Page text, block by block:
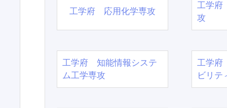
工学府 応用化学専攻
工学府
攻
工学府 知能情報システ
ム工学専攻
工学府
ビリテ